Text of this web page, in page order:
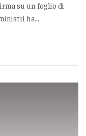
su un foglio di
ha...